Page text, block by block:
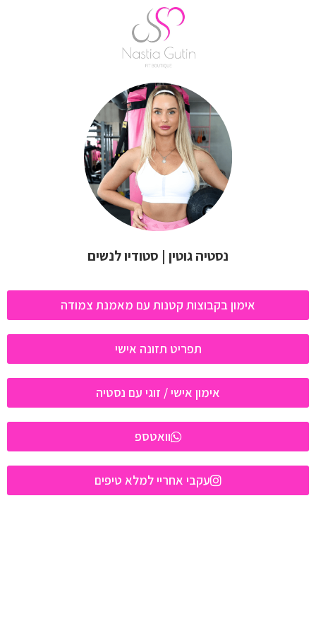
נסטיה גוטין | סטודיו לנשים
אימון בקבוצות קטנות עם מאמנת צמודה
תפריט תזונה אישי
אימון אישי / זוגי עם נסטיה
וואטספ
עקבי אחריי למלא טיפים